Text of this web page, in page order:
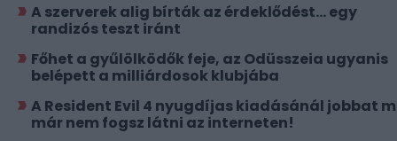
A szerverek alig bírták az érdeklődést... egy
randizós teszt iránt
Főhet a gyűlölködők feje, az Odüsszeia ugyanis
belépett a milliárdosok klubjába
A Resident Evil 4 nyugdíjas kiadásánál jobbat
már nem fogsz látni az interneten!